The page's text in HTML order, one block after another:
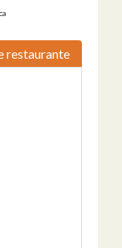
restaurante